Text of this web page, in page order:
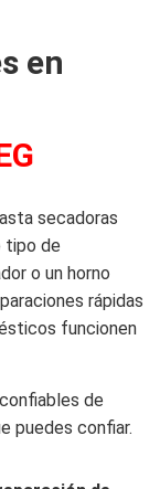
en
secadoras
tipo de
o un horno
rápidas
funcionen
de
puedes confiar.